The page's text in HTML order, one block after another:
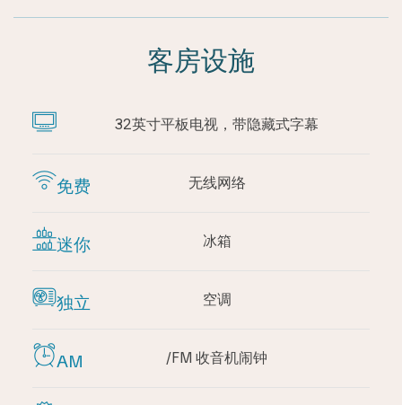
客房设施
32英寸平板电视，带隐藏式字幕
免费 无线网络
迷你 冰箱
独立 空调
AM /FM 收音机闹钟